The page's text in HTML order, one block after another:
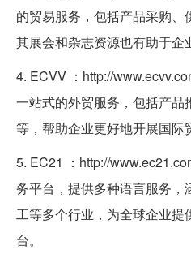
的贸易服务，包括产品采购、
其展会和杂志资源也有助于企
4. ECVV ：http://
一站式的外贸服务，包括产
等，帮助企业更好地开展国际
5. EC21 ：http://
务平台，提供多种语言服务
工等多个行业，为全球企业
台。